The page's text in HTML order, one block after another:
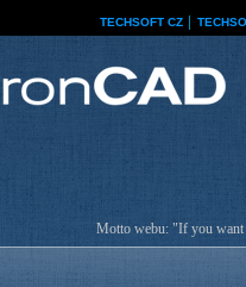
TECHSOFT CZ
Motto webu: "If you want